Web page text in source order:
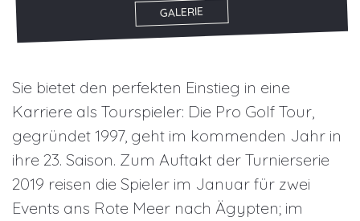
GALERIE
Sie bietet den perfekten Einstieg in eine
Karriere als Tourspieler: Die Pro Golf Tour,
gegründet 1997, geht im kommenden Jahr in
ihre 23. Saison. Zum Auftakt der Turnierserie
2019 reisen die Spieler im Januar für zwei
Events ans Rote Meer nach Ägypten; im